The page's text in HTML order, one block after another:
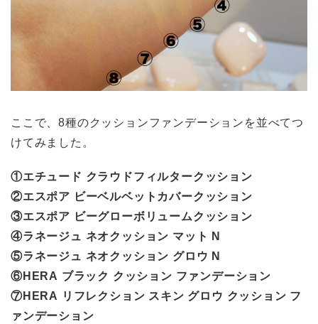
ここで、8種のクッションファンデーションを並べてつ
けてみました。
①エチュード クラウドフィルタークッション
②エスポア ビーベルベットカバークッション
③エスポア ビーグローボリュームクッション
④ラネージュ ネオクッション マット N
⑤ラネージュ ネオクッション グロウ N
⑥HERA ブラック クッション ファンデーション
⑦HERA リフレクション スキン グロウ クッション フ
ァンデーション